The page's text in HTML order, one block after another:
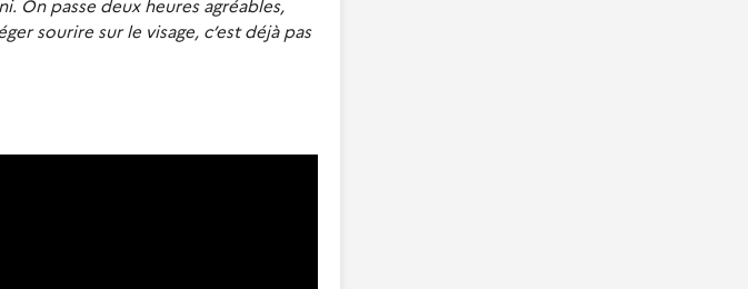
On passe deux heures agréables,
sourire sur le visage, c’est déjà pas